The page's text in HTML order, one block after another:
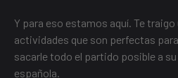
Y para eso estamos aquí. Te
actividades que son perfectas
sacarle todo el partido posible a
española.